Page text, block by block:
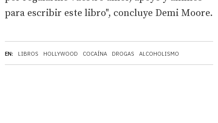
EN: LIBROS HOLLYWOOD COCAÍNA DROGAS ALCOHOLISMO
para escribir este libro", concluye Demi Moore.